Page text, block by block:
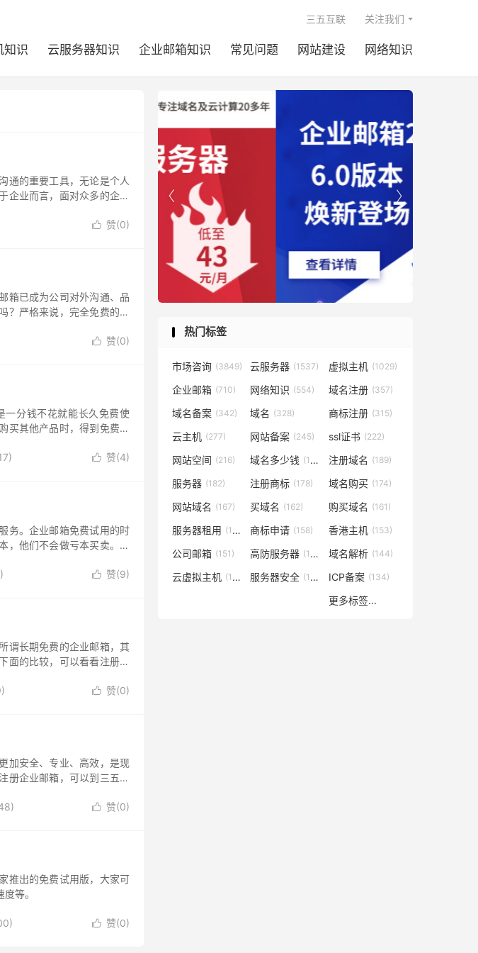
知识 云服务器知识 企业邮箱知识 常见问题 网站建设 网络知识
三五互联 关注我们
通的重要工具，无论是个人
企业而言，面对众多的企业
显差异。下面将从多个维度
 赞(0)
箱已成为公司对外沟通、品
？严格来说，完全免费的企
 赞(0)
一分钱不花就能长久免费使
买其他产品时，得到免费赠
 赞(4)
务。企业邮箱免费试用的时
，他们不会做亏本买卖。企
 赞(9)
谓长期免费的企业邮箱，其
面的比较，可以看看注册企
 赞(0)
加安全、专业、高效，是现
册企业邮箱，可以到三五互
 赞(0)
推出的免费试用版，大家可
等。
 赞(0)


热门标签
市场咨询 (3849) 云服务器 (1537) 虚拟主机 (1029)
企业邮箱 (710) 网络知识 (554) 域名注册 (357)
域名备案 (342) 域名 (328) 商标注册 (315)
云主机 (277) 网站备案 (245) ssl证书 (222)
网站空间 (216) 域名多少钱 (194) 注册域名 (189)
服务器 (182) 注册商标 (178) 域名购买 (174)
网站域名 (167) 买域名 (162) 购买域名 (161)
服务器租用 (160) 商标申请 (158) 香港主机 (153)
公司邮箱 (151) 高防服务器 (146) 域名解析 (144)
云虚拟主机 (140) 服务器安全 (137) ICP备案 (134)
更多标签...